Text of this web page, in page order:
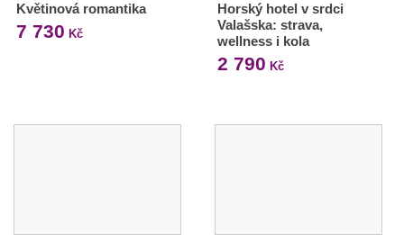
Květinová romantika
7 730 Kč
Horský hotel v srdci
Valašska: strava,
wellness i kola
2 790 Kč